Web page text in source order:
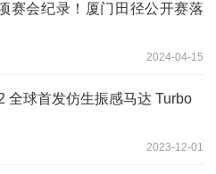
赛会纪录！厦门田径公开赛落
2024-04-15
全球首发仿生振感马达 Turbo
2023-12-01